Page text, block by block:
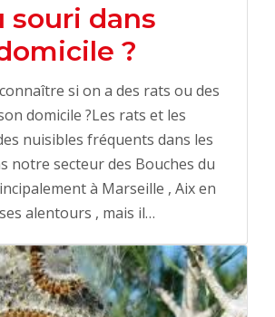
souri dans
?
si on a des rats ou des
domicile ?Les rats et les
nuisibles fréquents dans les
notre secteur des Bouches du
à Marseille , Aix en
alentours , mais il…